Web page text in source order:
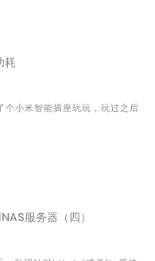
耗
小米智能插座玩玩，玩过之后
服务器（四）